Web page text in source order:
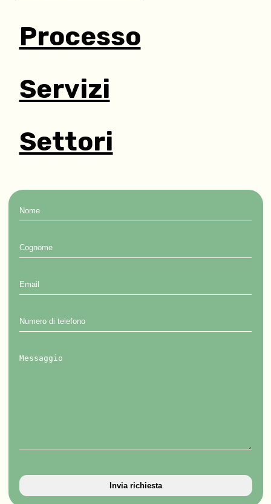
Processo
Servizi
Settori
Nome
Cognome
Email
Numero
di
Messaggio